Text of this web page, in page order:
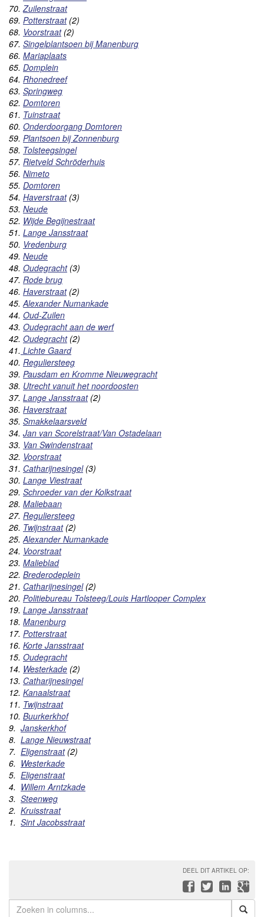
70.Zuilenstraat
69. Potterstraat(2)
68. Voorstraat(2)
67. Singelplantsoen bij Manenburg
66. Mariaplaats
65. Domplein
64. Rhonedreef
63. Springweg
62. Domtoren
61. Tuinstraat
60. Onderdoorgang Domtoren
59. Plantsoen bij Zonnenburg
58. Tolsteegsingel
57. Rietveld Schröderhuis
56. Nimeto
55. Domtoren
54. Haverstraat(3)
53. Neude
52. Wijde Begijnestraat
51. Lange Jansstraat
50. Vredenburg
49. Neude
48. Oudegracht(3)
47. Rode brug
46. Haverstraat(2)
45.Alexander Numankade
44. Oud-Zuilen
43. Oudegracht aan de werf
42. Oudegracht(2)
41. Lichte Gaard
40. Reguliersteeg
39. Pausdam en Kromme Nieuwegracht
38. Utrecht vanuit het noordoosten
37. Lange Jansstraat(2)
36. Haverstraat
35. Smakkelaarsveld
34. Jan van Scorelstraat/Van Ostadelaan
33. Van Swindenstraat
32. Voorstraat
31. Catharijnesingel(3)
30. Lange Viestraat
29. Schroeder van der Kolkstraat
28. Maliebaan
27. Reguliersteeg
26. Twijnstraat(2)
25.Alexander Numankade
24. Voorstraat
23. Malieblad
22. Brederodeplein
21. Catharijnesingel(2)
20. Politiebureau Tolsteeg/Louis Hartlooper Complex
19. Lange Jansstraat
18. Manenburg
17. Potterstraat
16. Korte Jansstraat
15. Oudegracht
14. Westerkade (2)
13. Catharijnesingel
12. Kanaalstraat
11. Twijnstraat
10. Buurkerkhof
9. Janskerkhof
8. Lange Nieuwstraat
7. Eligenstraat(2)
6. Westerkade
5. Eligenstraat
4. Willem Arntzkade
3. Steenweg
2. Kruisstraat
1. Sint Jacobsstraat
DEEL DIT ARTIKEL OP: